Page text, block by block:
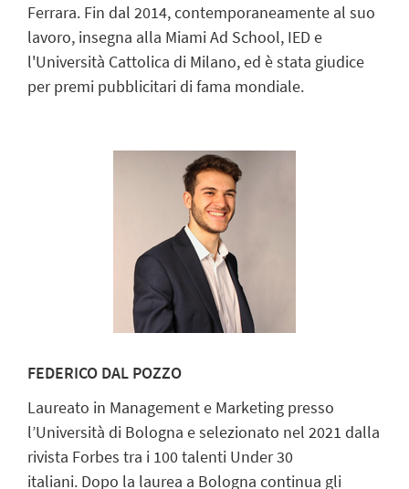
Ferrara. Fin dal 2014, contemporaneamente al suo
lavoro, insegna alla Miami Ad School, IED e
l'Università Cattolica di Milano, ed è stata giudice
per premi pubblicitari di fama mondiale.
FEDERICO DAL POZZO
Laureato in Management e Marketing presso
l’Università di Bologna e selezionato nel 2021 dalla
rivista Forbes tra i 100 talenti Under 30
italiani. Dopo la laurea a Bologna continua gli